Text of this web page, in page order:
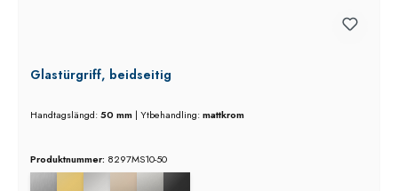
Glastürgriff, beidseitig
Handtagslängd:50 mm | Ytbehandling:mattkrom
Produktnummer: 8297MS10-50